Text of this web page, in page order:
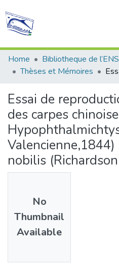
Communities
All of
Home
Bibliotheque de
Thèses et Mémoires
Essai de
des carpes
nobilis
No
Thumbnail
Available